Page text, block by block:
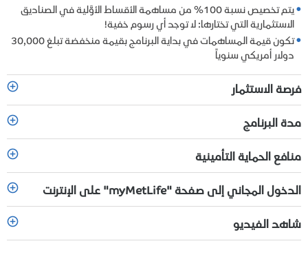
يتم تخصيص نسبة 100% من مساهمة الأقساط الأوَّلية في الصناديق
الاستثمارية التي تختارها: لا توجد أي رسوم خفية!
تكون قيمة المساهمات في بداية البرنامج بقيمة منخفضة تبلغ 30,000
دولار أمريكي سنوياً
فرصة الاستثمار
مدة البرنامج
منافع الحماية التأمينية
الدخول المجاني إلى صفحة "myMetLife" على الإنترنت
شاهد الفيديو